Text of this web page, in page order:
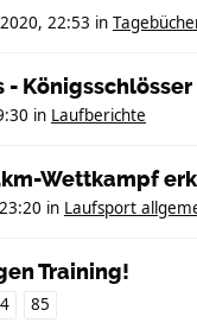
22:53 in
Königsschlösser
in Laufberichte
Wettkampf
in Laufsport
Training!
85